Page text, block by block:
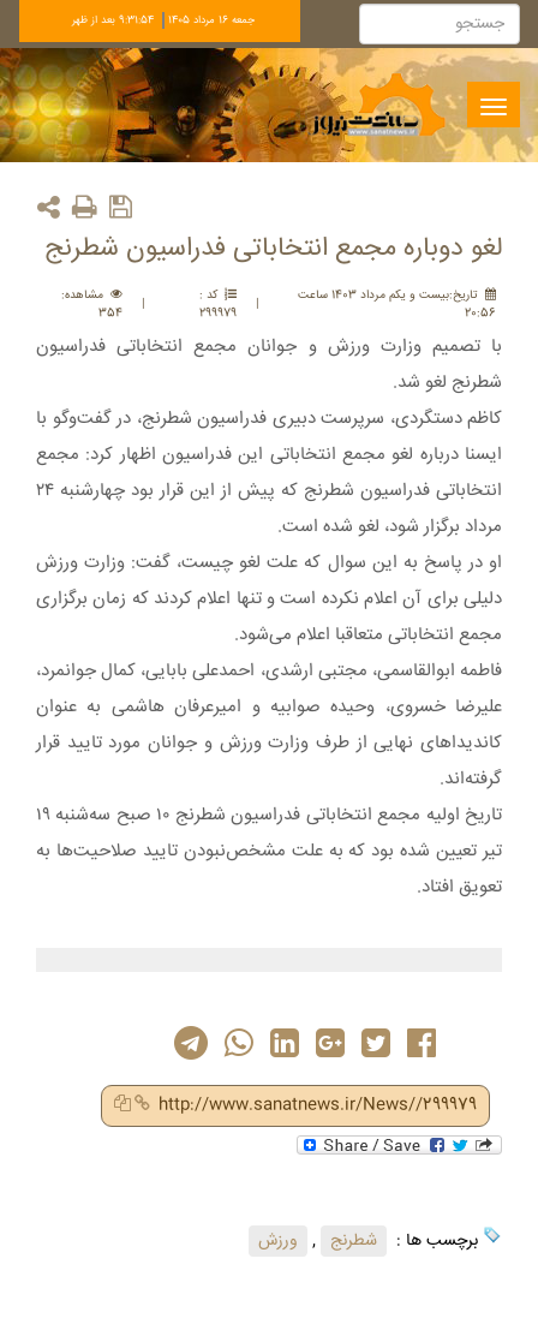
جمعه 16 مرداد 1405 9:31:54 بعد از ظهر
Toggle
navigation
لغو دوباره مجمع انتخاباتی فدراسیون شطرنج
تاريخ:بيست و يکم مرداد 1403 ساعت
20:56
|
کد :
299979
|
مشاهده:
354
با تصمیم وزارت ورزش و جوانان مجمع انتخاباتی فدراسیون
شطرنج لغو شد.
کاظم دستگردی، سرپرست دبیری فدراسیون شطرنج، در گفت‌وگو با
ایسنا درباره لغو مجمع انتخاباتی این فدراسیون اظهار کرد: مجمع
انتخاباتی فدراسیون شطرنج که پیش از این قرار بود چهارشنبه ۲۴
مرداد برگزار شود، لغو شده است.
او در پاسخ به این سوال که علت لغو چیست، گفت: وزارت ورزش
دلیلی برای آن اعلام نکرده است و تنها اعلام کردند که زمان برگزاری
مجمع انتخاباتی متعاقبا اعلام می‌شود.
فاطمه ابوالقاسمی، مجتبی ارشدی، احمدعلی بابایی، کمال جوانمرد،
علیرضا خسروی، وحیده صوابیه و امیرعرفان هاشمی به عنوان
کاندیداهای نهایی از طرف وزارت ورزش و جوانان مورد تایید قرار
گرفته‌اند.
تاریخ اولیه مجمع انتخاباتی فدراسیون شطرنج ۱۰ صبح سه‌شنبه ۱۹
تیر تعیین شده بود که به علت مشخص‌نبودن تایید صلاحیت‌ها به
تعویق افتاد.
http://www.sanatnews.ir/News//299979
برچسب ها : شطرنج , ورزش